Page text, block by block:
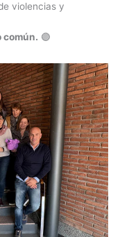
violencias y
común. 🟣